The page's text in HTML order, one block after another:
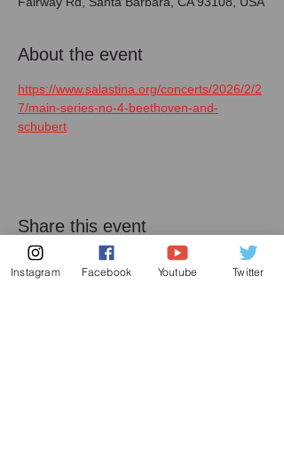
About the event
https://www.salastina.org/concerts/2026/2/2
7/main-series-no-4-beethoven-and-
schubert
Share this event
Instagram Facebook Youtube Twitter